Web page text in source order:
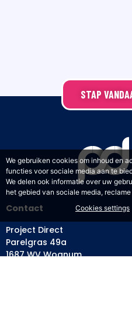
STAP
Contact
Project Direct
Parelgras 49a
1687 WV Wognum
We gebruiken cookies om inhoud en
functies voor sociale media aan te
We delen ook informatie over uw
het gebied van sociale media,
Cookies settings